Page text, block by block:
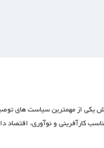
یکی از مهمترین سیاست های
کارآفرینی و نوآوری،